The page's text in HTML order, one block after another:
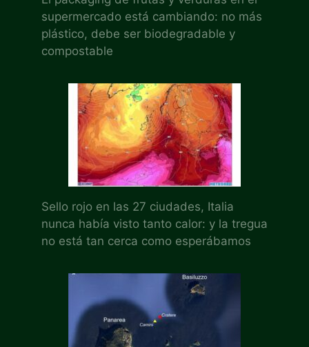
supermercado está cambiando: no más
plástico, debe ser biodegradable y
compostable
Sello rojo en las 27 ciudades, Italia
nunca había visto tanto calor: y la tregua
no está tan cerca como esperábamos